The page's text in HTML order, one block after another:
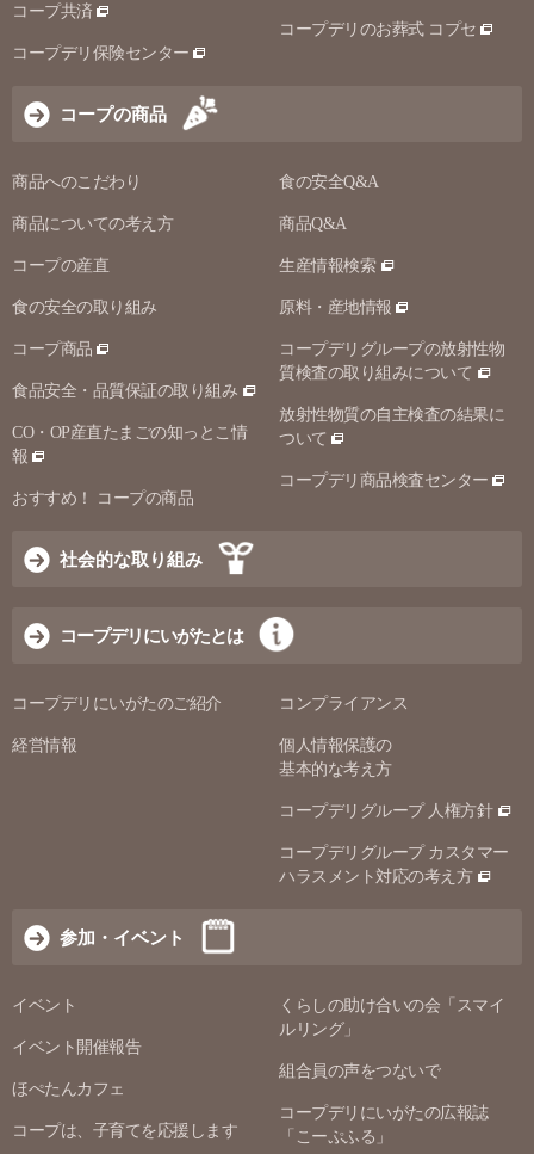
コープ共済
コープデリ保険センター
コープデリのお葬式 コプセ
コープの商品
商品へのこだわり
商品についての考え方
コープの産直
食の安全の取り組み
コープ商品
食品安全・品質保証の取り組み
CO・OP産直たまごの知っとこ情
報
おすすめ！ コープの商品
食の安全Q&A
商品Q&A
生産情報検索
原料・産地情報
コープデリグループの放射性物
質検査の取り組みについて
放射性物質の自主検査の結果に
ついて
コープデリ商品検査センター
社会的な取り組み
コープデリにいがたとは
コープデリにいがたのご紹介
経営情報
コンプライアンス
個人情報保護の
基本的な考え方
コープデリグループ 人権方針
コープデリグループ カスタマー
ハラスメント対応の考え方
参加・イベント
イベント
イベント開催報告
ほぺたんカフェ
コープは、子育てを応援します
くらしの助け合いの会「スマイ
ルリング」
組合員の声をつないで
コープデリにいがたの広報誌
「こーぷふる」